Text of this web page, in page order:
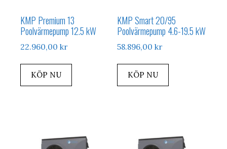
KMP Premium 13
Poolvärmepump 12.5 kW
22.960,00 kr
KÖP NU
KMP Smart 20/95
Poolvärmepump 4.6-19.5 kW
58.896,00kr
KÖP NU